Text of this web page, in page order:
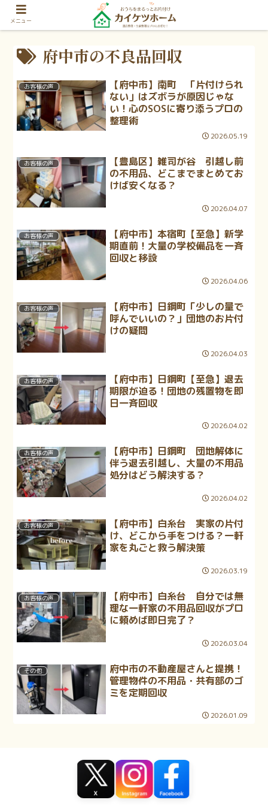
府中市の不良品回収
お客様の声
【府中市】南町 「片付けられ
ない」はズボラが原因じゃな
い！心のSOSに寄り添うプロの
整理術
2026.05.19
お客様の声
【豊島区】雑司が谷 引越し前
の不用品、どこまでまとめてお
けば安くなる？
2026.04.07
お客様の声
【府中市】本宿町【至急】新学
期直前！大量の学校備品を一斉
回収と移設
2026.04.06
お客様の声
【府中市】日鋼町「少しの量で
呼んでいいの？」団地のお片付
けの疑問
2026.04.03
お客様の声
【府中市】日鋼町【至急】退去
期限が迫る！団地の残置物を即
日一斉回収
2026.04.02
お客様の声
【府中市】日鋼町 団地解体に
伴う退去引越し、大量の不用品
処分はどう解決する？
2026.04.02
お客様の声
【府中市】白糸台 実家の片付
け、どこから手をつける？一軒
家を丸ごと救う解決策
2026.03.19
お客様の声
【府中市】白糸台 自分では無
理な一軒家の不用品回収がプロ
に頼めば即日完了？
2026.03.04
その他
府中市の不動産屋さんと提携！
管理物件の不用品・共有部のゴ
ミを定期回収
2026.01.09
メニュー